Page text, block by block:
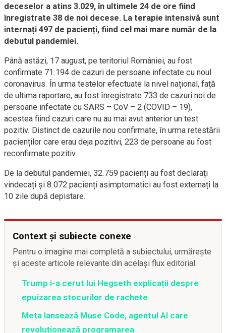
deceselor a atins 3.029, în ultimele 24 de ore fiind
înregistrate 38 de noi decese. La terapie intensivă sunt
internați 497 de pacienți, fiind cel mai mare număr de la
debutul pandemiei.
Până astăzi, 17 august, pe teritoriul României, au fost
confirmate 71.194 de cazuri de persoane infectate cu noul
coronavirus. În urma testelor efectuate la nivel național, față
de ultima raportare, au fost înregistrate 733 de cazuri noi de
persoane infectate cu SARS – CoV – 2 (COVID – 19),
acestea fiind cazuri care nu au mai avut anterior un test
pozitiv. Distinct de cazurile nou confirmate, în urma retestării
pacienților care erau deja pozitivi, 223 de persoane au fost
reconfirmate pozitiv.
De la debutul pandemiei, 32.759 pacienți au fost declarați
vindecați și 8.072 pacienți asimptomatici au fost externați la
10 zile după depistare.
Context și subiecte conexe
Pentru o imagine mai completă a subiectului, urmărește
și aceste articole relevante din același flux editorial.
Trump i-a cerut lui Hegseth explicații despre
epuizarea stocurilor de rachete
Meta lansează Muse Code, agentul AI care
revoluționează programarea